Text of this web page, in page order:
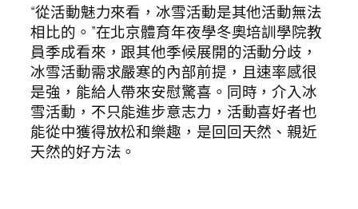
“從活動魅力來看，冰雪活動是其他活動無法
相比的。”在北京體育年夜學冬奧培訓學院教
員季成看來，跟其他季候展開的活動分歧，
冰雪活動需求嚴寒的內部前提，且速率感很
是強，能給人帶來安慰驚喜。同時，介入冰
雪活動，不只能進步意志力，活動喜好者也
能從中獲得放松和樂趣，是回回天然、親近
天然的好方法。